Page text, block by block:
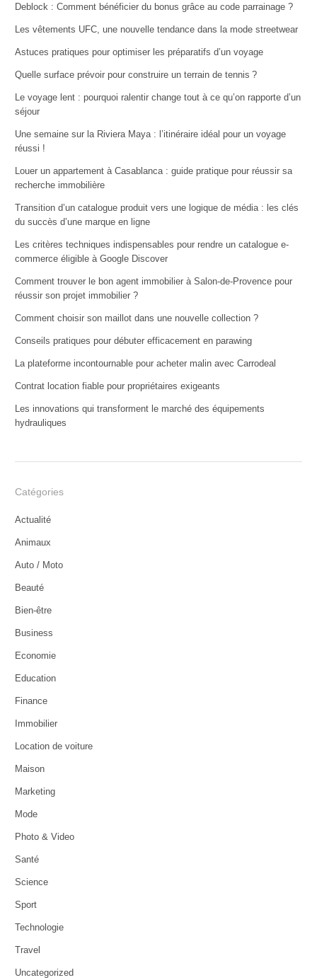
Deblock : Comment bénéficier du bonus grâce au code parrainage ?
Les vêtements UFC, une nouvelle tendance dans la mode streetwear
Astuces pratiques pour optimiser les préparatifs d’un voyage
Quelle surface prévoir pour construire un terrain de tennis ?
Le voyage lent : pourquoi ralentir change tout à ce qu’on rapporte d’un
séjour
Une semaine sur la Riviera Maya : l’itinéraire idéal pour un voyage
réussi !
Louer un appartement à Casablanca : guide pratique pour réussir sa
recherche immobilière
Transition d’un catalogue produit vers une logique de média : les clés
du succès d’une marque en ligne
Les critères techniques indispensables pour rendre un catalogue e-
commerce éligible à Google Discover
Comment trouver le bon agent immobilier à Salon-de-Provence pour
réussir son projet immobilier ?
Comment choisir son maillot dans une nouvelle collection ?
Conseils pratiques pour débuter efficacement en parawing
La plateforme incontournable pour acheter malin avec Carrodeal
Contrat location fiable pour propriétaires exigeants
Les innovations qui transforment le marché des équipements
hydrauliques
Catégories
Actualité
Animaux
Auto / Moto
Beauté
Bien-être
Business
Economie
Education
Finance
Immobilier
Location de voiture
Maison
Marketing
Mode
Photo & Video
Santé
Science
Sport
Technologie
Travel
Uncategorized